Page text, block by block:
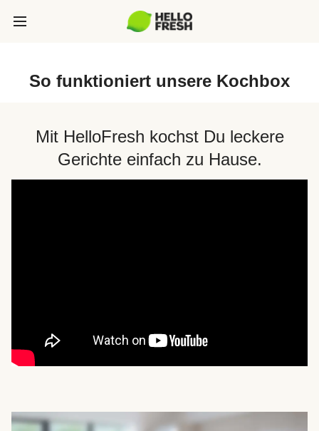
So funktioniert unsere Kochbox
Mit HelloFresh kochst Du leckere
Gerichte einfach zu Hause.